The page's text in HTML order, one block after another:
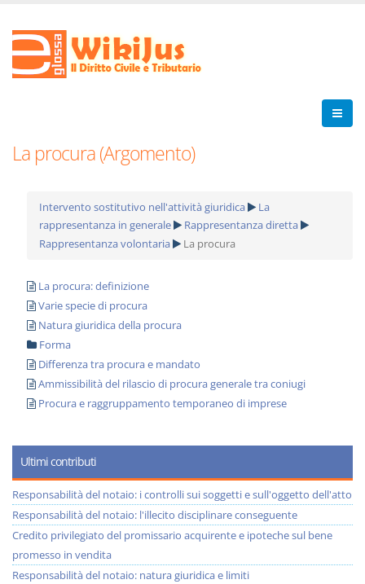
La procura (Argomento)
Intervento sostitutivo nell'attività giuridica
La
rappresentanza in generale
Rappresentanza diretta
Rappresentanza volontaria
La procura
La procura: definizione
Varie specie di procura
Natura giuridica della procura
Forma
Differenza tra procura e mandato
Ammissibilità del rilascio di procura generale tra coniugi
Procura e raggruppamento temporaneo di imprese
Ultimi contributi
Responsabilità del notaio: i controlli sui soggetti e sull'oggetto dell'atto
Responsabilità del notaio: l'illecito disciplinare conseguente
Credito privilegiato del promissario acquirente e ipoteche sul bene
promesso in vendita
Responsabilità del notaio: natura giuridica e limiti